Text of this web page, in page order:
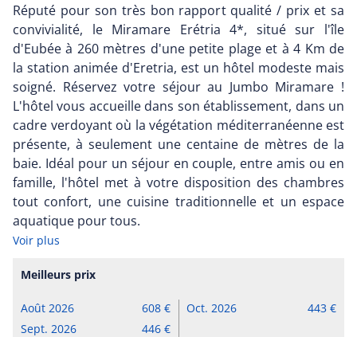
Réputé pour son très bon rapport qualité / prix et sa
convivialité, le Miramare Erétria 4*, situé sur l'île
d'Eubée à 260 mètres d'une petite plage et à 4 Km de
la station animée d'Eretria, est un hôtel modeste mais
soigné. Réservez votre séjour au Jumbo Miramare !
L'hôtel vous accueille dans son établissement, dans un
cadre verdoyant où la végétation méditerranéenne est
présente, à seulement une centaine de mètres de la
baie. Idéal pour un séjour en couple, entre amis ou en
famille, l'hôtel met à votre disposition des chambres
tout confort, une cuisine traditionnelle et un espace
aquatique pour tous.
Voir plus
Meilleurs prix
Août 2026
608
Sept. 2026
446
Oct. 2026 443